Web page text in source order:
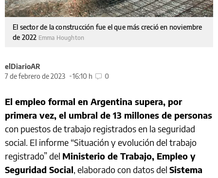
El sector de la construcción fue el que más creció en noviembre
de 2022 Emma Houghton
elDiarioAR
7 de febrero de 2023
16:10 h 0
El empleo formal en Argentina supera, por
primera vez, el umbral de 13 millones de personas
con puestos de trabajo registrados en la seguridad
social. El informe “Situación y evolución del trabajo
registrado” del Ministerio de Trabajo, Empleo y
Seguridad Social, elaborado con datos del Sistema